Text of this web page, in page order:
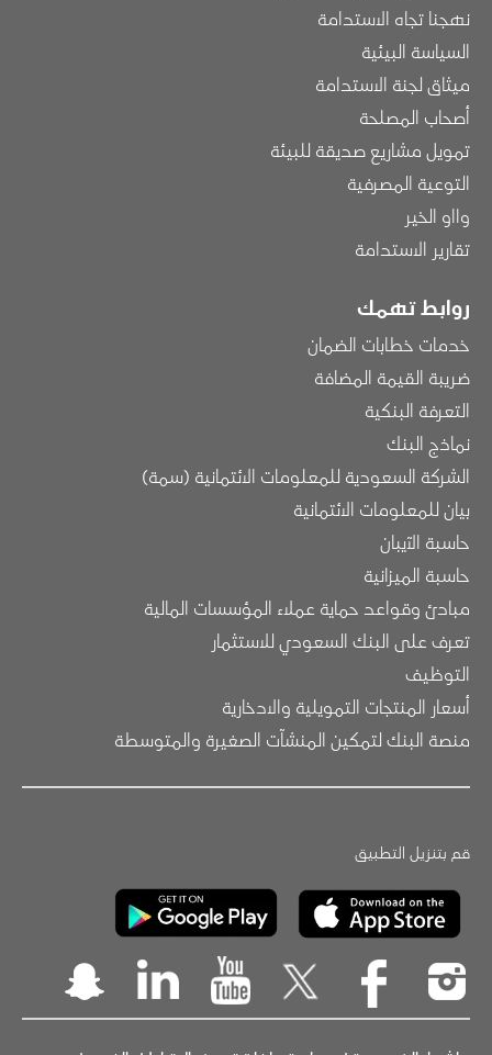
نهجنا تجاه الاستدامة
السياسة البيئية
ميثاق لجنة الاستدامة
أصحاب المصلحة
تمويل مشاريع صديقة للبيئة
التوعية المصرفية
وااو الخير
تقارير الاستدامة
روابط تهمك
خدمات خطابات الضمان
ضريبة القيمة المضافة
التعرفة البنكية
نماذج البنك
الشركة السعودية للمعلومات الائتمانية (سمة)
بيان للمعلومات الائتمانية
حاسبة الآيبان
حاسبة الميزانية
مبادئ وقواعد حماية عملاء المؤسسات المالية
تعرف على البنك السعودي للاستثمار
التوظيف
أسعار المنتجات التمويلية والادخارية
منصة البنك لتمكين المنشآت الصغيرة والمتوسطة
قم بتنزيل التطبيق